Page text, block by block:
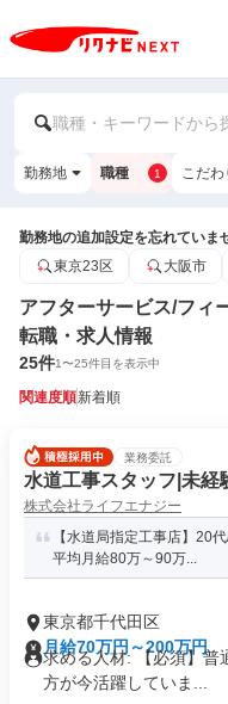
職種・キーワードから
勤務地 職種 1 こだ
勤務地の追加設定を忘れていま
東京23区
大阪市
アフターサービス/フィ
転職・求人情報
25件1〜25件目を表示中
関連度順新着順
業務委託
水道工事スタッフ|未経
株式会社ライフエナジー
【水道局指定工事店】
平均月給80万～90万...
東京都千代田区
月給70万円～200万円
求める人材: 【必須】
方が今活躍していま...